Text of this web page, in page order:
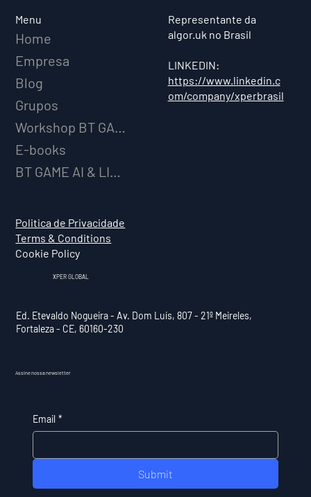
Menu
Home
Empresa
Blog
Grupos
Workshop BT GAME AI
E-books
BT GAME AI & LICENCIAMENTO
Politica de Privacidade
Terms & Conditions
Cookie Policy
Representante da
algor.uk no Brasil
LINKEDIN:
https://www.linkedin.c
om/company/xperbrasil
XPER GLOBAL
Ed. Etevaldo Nogueira - Av. Dom Luís, 807 - 21º Meireles,
Fortaleza - CE, 60160-230
Assine nossa newsletter
Email *
Submit